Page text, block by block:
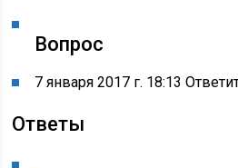
Вопрос
7 января 2017 г. 18:13
Ответы